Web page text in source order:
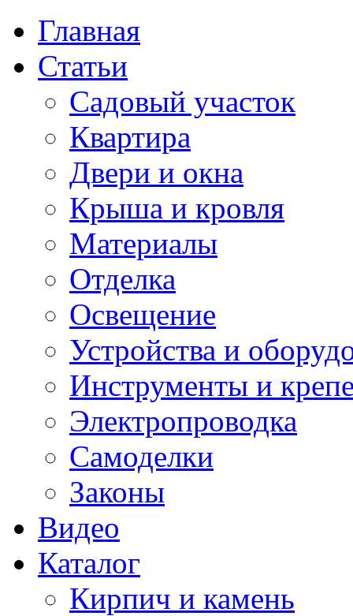
Главная
Статьи
Садовый участок
Квартира
Двери и окна
Крыша и кровля
Материалы
Отделка
Освещение
Устройства и
Инструменты и
Электропроводка
Самоделки
Законы
Видео
Каталог
Кирпич и камень